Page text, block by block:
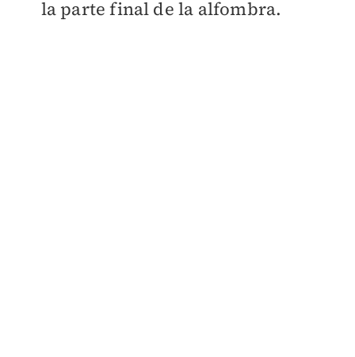
la parte final de la alfombra.